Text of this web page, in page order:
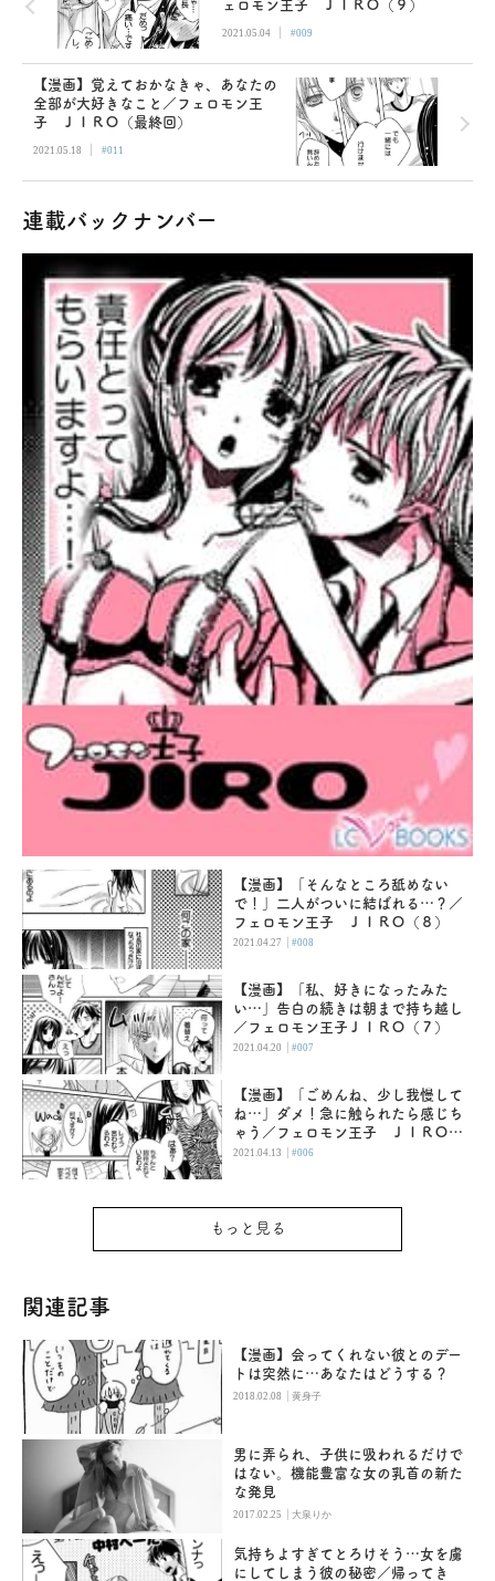
ェロモン王子 ＪＩＲＯ（９）
2021.05.04 | #009
【漫画】覚えておかなきゃ、あなたの
全部が大好きなこと／フェロモン王
子 ＪＩＲＯ（最終回）
2021.05.18 | #011
連載バックナンバー
【漫画】「そんなところ舐めない
で！」二人がついに結ばれる…？／
フェロモン王子 ＪＩＲＯ（８）
2021.04.27 |#008
【漫画】「私、好きになったみた
い…」告白の続きは朝まで持ち越し
／フェロモン王子ＪＩＲＯ（７）
2021.04.20 |#007
【漫画】「ごめんね、少し我慢して
ね…」ダメ！急に触られたら感じち
ゃう／フェロモン王子 ＪＩＲＯ
（６）
2021.04.13 |#006
もっと見る
関連記事
【漫画】会ってくれない彼とのデー
トは突然に…あなたはどうする？
2018.02.08 |黄身子
男に弄られ、子供に吸われるだけで
はない。機能豊富な女の乳首の新た
な発見
2017.02.25 |大泉りか
気持ちよすぎてとろけそう…女を虜
にしてしまう彼の秘密／帰ってき